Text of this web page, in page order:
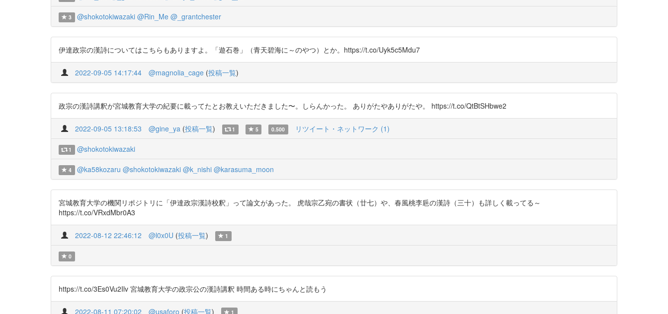
3 @shokotokiwazaki @Rin_Me @_grantchester
伊達政宗の漢詩についてはこちらもありますよ。「遊石巻」（青天碧海に～のやつ）とか。https://t.co/Uyk5c5Mdu7
2022-09-05 14:17:44 @magnolia_cage (投稿一覧)
政宗の漢詩講釈が宮城教育大学の紀要に載ってたとお教えいただきました〜。しらんかった。 ありがたやありがたや。 https://t.co/QtBtSHbwe2
2022-09-05 13:18:53 @gine_ya (投稿一覧) 1 5 0.500 リツイート・ネットワーク (1)
1 @shokotokiwazaki
4 @ka58kozaru @shokotokiwazaki @k_nishi @karasuma_moon
宮城教育大学の機関リポジトリに「伊達政宗漢詩校釈」って論文があった。 虎哉宗乙宛の書状（廿七）や、春風桃李巵の漢詩（三十）も詳しく載ってる～
https://t.co/VRxdMbr0A3
2022-08-12 22:46:12 @l0x0U (投稿一覧) 1
0
https://t.co/3Es0Vu2Ilv 宮城教育大学の政宗公の漢詩講釈 時間ある時にちゃんと読もう
2022-08-11 07:20:02 @usaforo (投稿一覧) 1